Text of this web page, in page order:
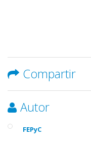
Compartir
Autor
FEPyC